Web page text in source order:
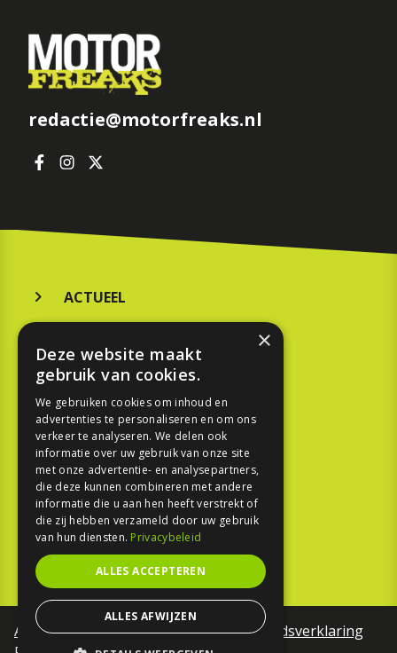
redactie@motorfreaks.nl
ACTUEEL
KOOPGIDS
TESTEN
SPORT
REPORTAGE
TOUREN
NIEUWSBRIEF
Algemene voorwaardenToegankelijkheidsverklaring
×
Deze website maakt
gebruik van cookies.
We gebruiken cookies om inhoud en
advertenties te personaliseren en om ons
verkeer te analyseren. We delen ook
informatie over uw gebruik van onze site
met onze advertentie- en analysepartners,
die deze kunnen combineren met andere
informatie die u aan hen heeft verstrekt of
die zij hebben verzameld door uw gebruik
van hun diensten. Privacybeleid
ALLES ACCEPTEREN
ALLES AFWIJZEN